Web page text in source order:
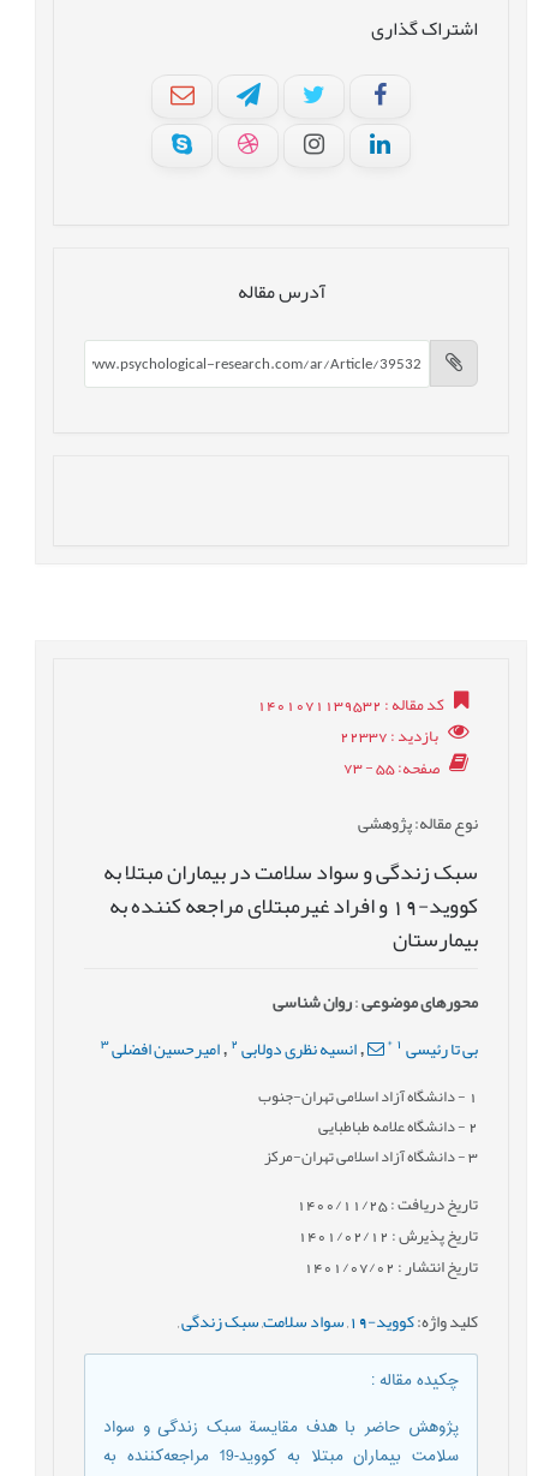
اشتراک گذاری
آدرس مقاله
کد مقاله: 1401071139532
بازدید: 22337
صفحه: 55 - 73
نوع مقاله: پژوهشی
سبک زندگی و سواد سلامت در بیماران مبتلا به
کووید-19 و افراد غیرمبتلای مراجعه کننده به
بیمارستان
محورهای موضوعی:روان شناسی
بی تا رئیسی *
,انسیه نظری دولابی 2
, امیرحسین افضلی 3
- دانشگاه آزاد اسلامی تهران-جنوب
2- دانشگاه علامه طباطبایی
3- دانشگاه آزاد اسلامی تهران-مرکز
تاریخ دریافت : 1400/11/25
تاریخ پذیرش : 1401/02/12
تاریخ انتشار : 1401/07/02
کلید واژه:کووید-19 ,سواد سلامت,سبک زندگی,
چکیده مقاله:
پژوهش حاضر با هدف مقایسة سبک زندگی و سواد
سلامت بیماران مبتلا به کووید-19 مراجعه‌کننده به